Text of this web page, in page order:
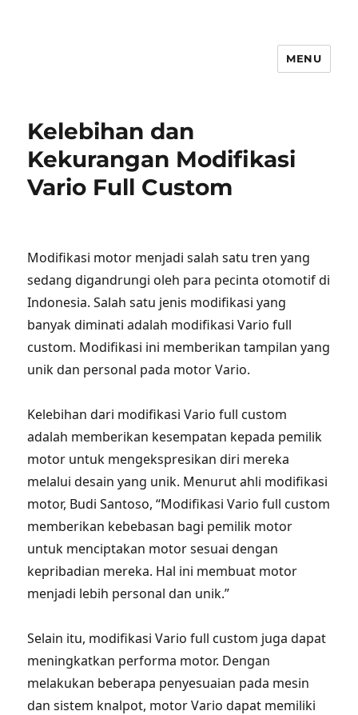
MENU
Kelebihan dan
Kekurangan Modifikasi
Vario Full Custom
Modifikasi motor menjadi salah satu tren yang
sedang digandrungi oleh para pecinta otomotif di
Indonesia. Salah satu jenis modifikasi yang
banyak diminati adalah modifikasi Vario full
custom. Modifikasi ini memberikan tampilan yang
unik dan personal pada motor Vario.
Kelebihan dari modifikasi Vario full custom
adalah memberikan kesempatan kepada pemilik
motor untuk mengekspresikan diri mereka
melalui desain yang unik. Menurut ahli modifikasi
motor, Budi Santoso, “Modifikasi Vario full custom
memberikan kebebasan bagi pemilik motor
untuk menciptakan motor sesuai dengan
kepribadian mereka. Hal ini membuat motor
menjadi lebih personal dan unik.”
Selain itu, modifikasi Vario full custom juga dapat
meningkatkan performa motor. Dengan
melakukan beberapa penyesuaian pada mesin
dan sistem knalpot, motor Vario dapat memiliki